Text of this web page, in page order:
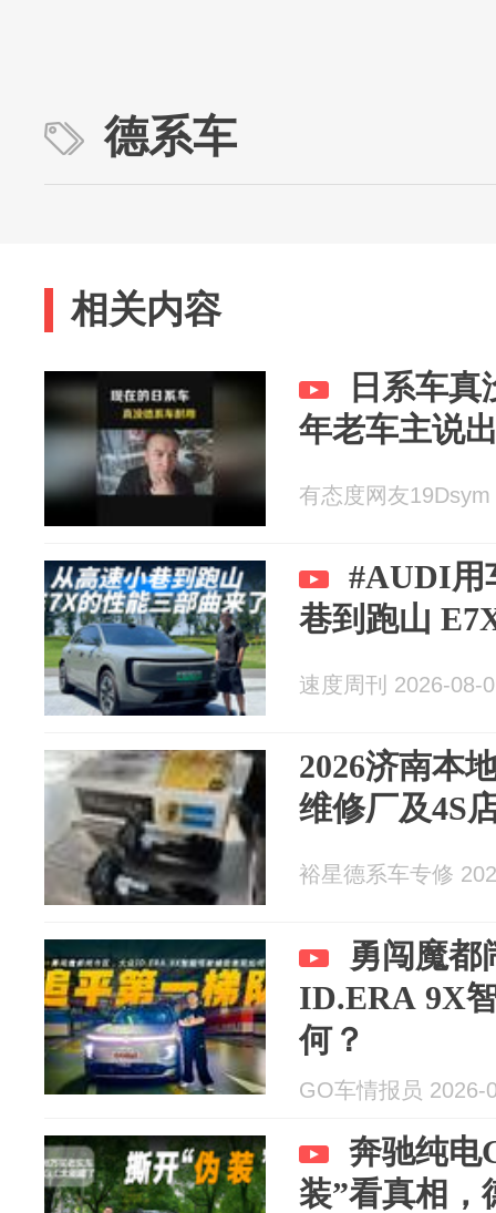
德系车
相关内容
日系车
年老车主说
有态度网友
#AUDI用车日
巷到跑山
速度周刊 2026-08-
2026济南本
维修厂及4S
裕星德系车专修
勇闯魔都
ID.ERA 9X
何？
GO车情报员 2026-
奔驰纯电
装”看真相，